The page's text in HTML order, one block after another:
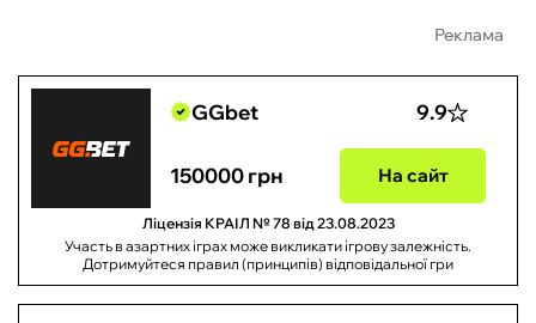
Реклама
GGbet 9.9
150000 грн На сайт
Ліцензія КРАІЛ № 78 від 23.08.2023
Участь в азартних іграх може викликати ігрову залежність.
Дотримуйтеся правил (принципів) відповідальної гри